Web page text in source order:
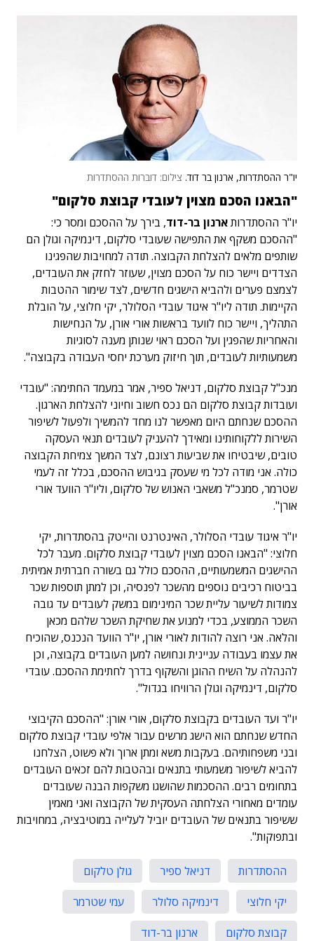
יו"ר ההסתדרות, ארנון בר דוד. צילום: דוברות ההסתדרות
"הבאנו הסכם מצוין לעובדי קבוצת סלקום"
יו"ר ההסתדרותארנון בר-דוד, בירך על ההסכם ומסר כי:
"ההסכם משקף את התפישה שעובדי סלקום, דינמיקה וגולן הם
שותפים מלאים להצלחת הקבוצה. תודה למחויבות שהפגינו
הצדדים ויישר כוח על הסכם מצוין, שעוזר לחזק את העובדים,
לצמצם פערים ולהביא הישגים חדשים, לצד שימור ההטבות
הקיימות. תודה ליו"ר איגוד עובדי הסלולר, יקי חלוצי, על הובלת
התהליך, ויישר כוח לוועד בראשות אורי אורן, על הנחישות
והאחריות שהפגין ועל הסכם ראוי שנותן מענה לסוגיות
משמעותיות לעובדים, תוך חיזוק מערכת יחסי העבודה בקבוצה".
מנכ"ל קבוצת סלקום, דניאל ספיר, אמר במעמד החתימה: "עובדי
ועובדות קבוצת סלקום הם נכס חשוב וחיוני להצלחת הארגון.
ההסכם שנחתם היום מאפשר לנו מחד להמשיך ולפעול לשיפור
השירות ללקוחותינו ומאידך להעניק לעובדים תנאי העסקה
טובים, שיבטיחו את שביעות רצונם, לצד המשך צמיחת הקבוצה
כולה. אני מודה לכל מי שעסק בגיבוש ההסכם, בכלל זה לעמי
שטרמר, סמנכ"ל משאבי האנוש של סלקום, וליו"ר הוועד אורי
אורן".
יו"ר איגוד עובדי הסלולר, האינטרנט והייטק בהסתדרות, יקי
חלוצי: "הבאנו הסכם מצוין לעובדי קבוצת סלקום. מעבר לכל
ההישגים המשמעותיים, ההסכם כולל גם בשורה חברתית אמיתית
בביטוח רכיבים נוספים מהשכר לפנסיה, וכן למתן תוספות שכר
צמודות לשיעור עליית שכר המינימום במשק לעובדים עד גובה
השכר הממוצע, בכדי למנוע את שחיקת השכר שלהם מכאן
והלאה. אני רוצה להודות לאורי אורן, יו"ר הוועד הנכנס, שהוכיח
את עצמו בעבודה עניינית ונחושה למען העובדים בקבוצה, וכן
להנהלה על השיח ההוגן והשקוף בדרך לחתימת ההסכם. עובדי
סלקום, דינמיקה וגולן הרוויחו בגדול".
יו"ר ועד העובדים בקבוצת סלקום, אורי אורן: "ההסכם הקיבוצי
החדש שנחתם הוא הישג מרשים עבור אלפי עובדי קבוצת סלקום
ובני משפחותיהם. בעקבות משא ומתן ארוך ולא פשוט, הצלחנו
להביא לשיפור משמעותי בתנאים ובהטבות להם זכאים העובדים
בתחומים רבים. ההסכמות שהושגו משקפות הבנה שעובדים
עומדים מאחורי הצלחתה העסקית של הקבוצה ואני מאמין
ששיפור בתנאים של העובדים יוביל לעלייה במוטיבציה, במחויבות
ובתפוקות".
ההסתדרות דניאל ספיר
גולן טלקום
יקי חלוצי
דינמיקה סלולר
עמי שטרמר
קבוצת סלקום
ארנון בר-דוד